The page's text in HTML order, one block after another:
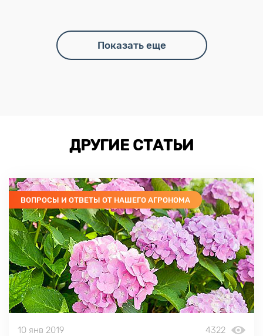
Показать еще
ДРУГИЕ СТАТЬИ
ВОПРОСЫ И ОТВЕТЫ ОТ НАШЕГО АГРОНОМА
10 янв 2019 4322